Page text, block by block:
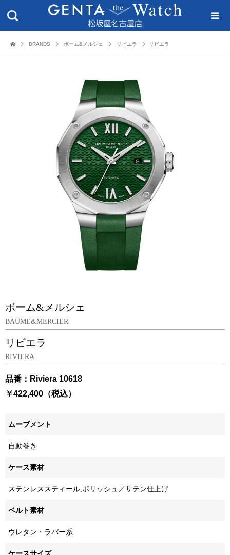
BRANDS ボーム&メルシェ リビエラ リビエラ
ボーム&メルシェ
BAUME&MERCIER
リビエラ
RIVIERA
品番：Riviera 10618
￥422,400（税込）
ムーブメント
自動巻き
ケース素材
ステンレススティール,ポリッシュ／サテン仕上げ
ベルト素材
ウレタン・ラバー系